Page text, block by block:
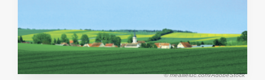
© meailleluc.com/AdobeStock